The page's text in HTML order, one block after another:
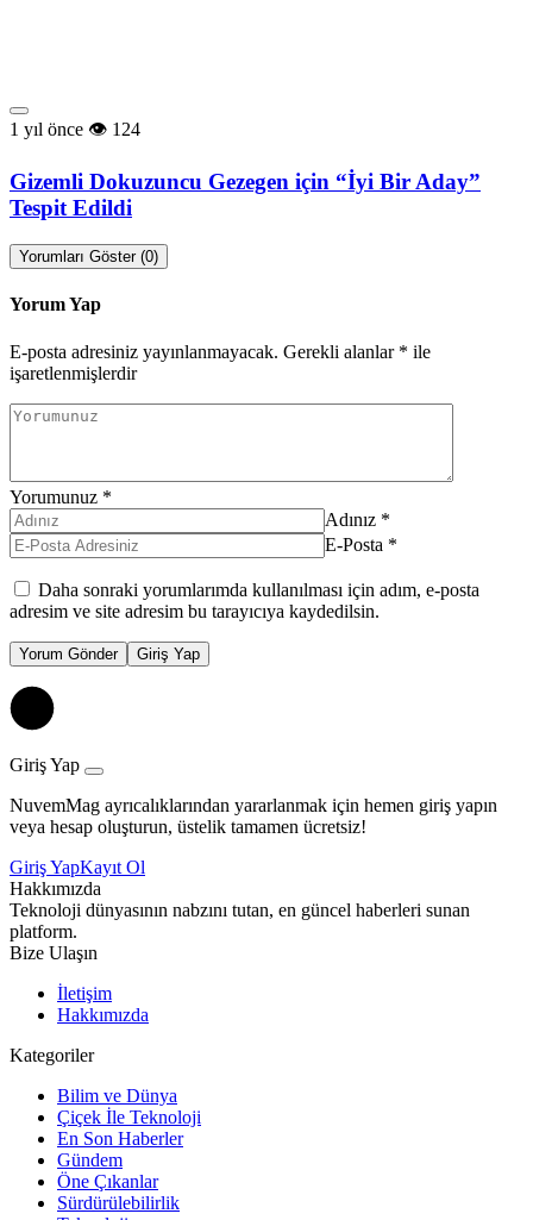
1 yıl önce 124
Gizemli Dokuzuncu Gezegen için “İyi Bir Aday”
Tespit Edildi
Yorumları Göster (0)
Yorum Yap
E-posta adresiniz yayınlanmayacak. Gerekli alanlar * ile
işaretlenmişlerdir
Yorumunuz *
Adınız *
E-Posta *
Daha sonraki yorumlarımda kullanılması için adım, e-posta
adresim ve site adresim bu tarayıcıya kaydedilsin.
Yorum Gönder Giriş Yap
Giriş Yap
NuvemMag ayrıcalıklarından yararlanmak için hemen giriş yapın
veya hesap oluşturun, üstelik tamamen ücretsiz!
Giriş YapKayıt Ol
Hakkımızda
Teknoloji dünyasının nabzını tutan, en güncel haberleri sunan
platform.
Bize Ulaşın
İletişim
Hakkımızda
Kategoriler
Bilim ve Dünya
Çiçek İle Teknoloji
En Son Haberler
Gündem
Öne Çıkanlar
Sürdürülebilirlik